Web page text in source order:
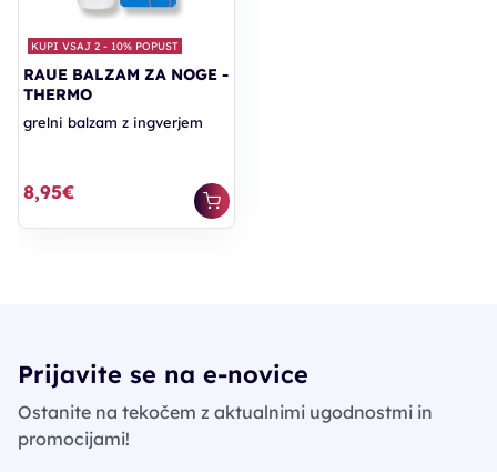
KUPI VSAJ 2 - 10% POPUST
RAUE BALZAM ZA NOGE -
THERMO
grelni balzam z ingverjem
8,95€
Prijavite se na e-novice
Ostanite na tekočem z aktualnimi ugodnostmi in
promocijami!